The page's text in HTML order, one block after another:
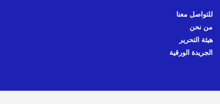
للتواصل معنا
من نحن
هيئة التحرير
الجريدة الورقية